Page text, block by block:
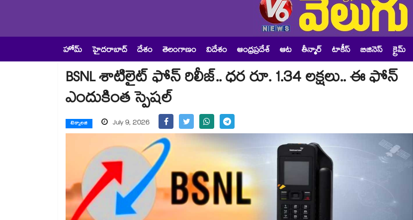
హోమ్ హైదరాబాద్ దేశం తెలంగాణం విదేశం ఆంధ్రప్రదేశ్ ఆట తీన్మార్ టాకీస్ బిజినెస్ క్రైమ్
BSNL శాటిలైట్ ఫోన్‌ రిలీజ్.. ధర రూ. 1.34 లక్షలు.. ఈ ఫోన్
ఎందుకింత స్పెషల్
టెక్నాలజి July 9, 2026